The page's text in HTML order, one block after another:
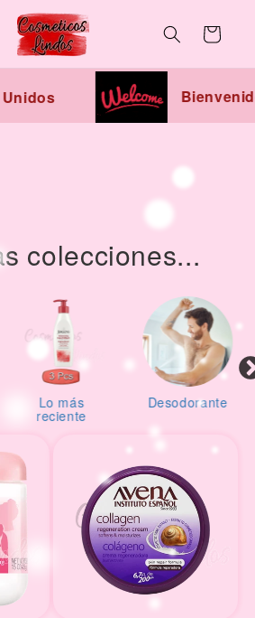
Cart
colecciones...
Lo más
reciente
Desodorante